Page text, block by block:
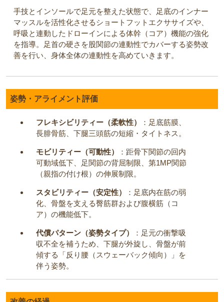
手技とインソールで足元を整えた状態で、足底のインナー
マッスルを活性化させるショートフットエクササイズや、
呼吸と連動したドローインによる体幹（コア）機能の強化
を指導。足首の硬さを股関節の連動性でカバーする姿勢改
善を行い、身体全体の連動性を高めていきます。
姿勢・アライメント評価
フレキシビリティー（柔軟性）
：足底筋膜、
長腓骨筋、下腿三頭筋の短縮・タイトネス。
モビリティー（可動性）
：距骨下関節の回内
可動域低下、足関節の背屈制限、第1MP関節
（親指の付け根）の伸展制限。
スタビリティー（安定性）
：足底内在筋の弱
化、骨盤を支える臀筋群および腹横筋（コ
ア）の機能低下。
代償パターン（姿勢タイプ）
：足元の衝撃吸
収不全を補うため、下腿が外旋し、骨盤が前
傾する「反り腰（スウェーバック傾向）」を
伴う姿勢。